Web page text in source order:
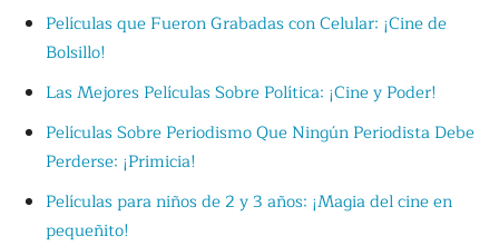
Películas que Fueron Grabadas con Celular: ¡Cine de
Bolsillo!
Las Mejores Películas Sobre Política: ¡Cine y Poder!
Películas Sobre Periodismo Que Ningún Periodista Debe
Perderse: ¡Primicia!
Películas para niños de 2 y 3 años: ¡Magia del cine en
pequeñito!